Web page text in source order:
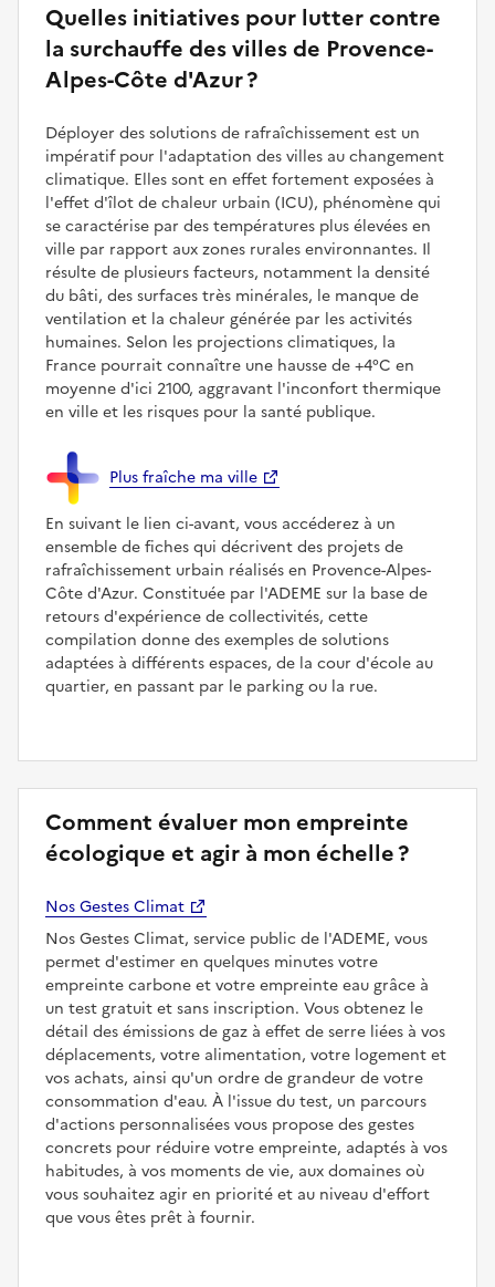
Quelles initiatives pour lutter contre
la surchauffe des villes de Provence-
Alpes-Côte d'Azur ?
Déployer des solutions de rafraîchissement est un
impératif pour l'adaptation des villes au changement
climatique. Elles sont en effet fortement exposées à
l'effet d'îlot de chaleur urbain (ICU), phénomène qui
se caractérise par des températures plus élevées en
ville par rapport aux zones rurales environnantes. Il
résulte de plusieurs facteurs, notamment la densité
du bâti, des surfaces très minérales, le manque de
ventilation et la chaleur générée par les activités
humaines. Selon les projections climatiques, la
France pourrait connaître une hausse de +4°C en
moyenne d'ici 2100, aggravant l'inconfort thermique
en ville et les risques pour la santé publique.
Plus fraîche ma ville
En suivant le lien ci-avant, vous accéderez à un
ensemble de fiches qui décrivent des projets de
rafraîchissement urbain réalisés en Provence-Alpes-
Côte d'Azur. Constituée par l'ADEME sur la base de
retours d'expérience de collectivités, cette
compilation donne des exemples de solutions
adaptées à différents espaces, de la cour d'école au
quartier, en passant par le parking ou la rue.
Comment évaluer mon empreinte
écologique et agir à mon échelle ?
Nos Gestes Climat
Nos Gestes Climat, service public de l'ADEME, vous
permet d'estimer en quelques minutes votre
empreinte carbone et votre empreinte eau grâce à
un test gratuit et sans inscription. Vous obtenez le
détail des émissions de gaz à effet de serre liées à vos
déplacements, votre alimentation, votre logement et
vos achats, ainsi qu'un ordre de grandeur de votre
consommation d'eau. À l'issue du test, un parcours
d'actions personnalisées vous propose des gestes
concrets pour réduire votre empreinte, adaptés à vos
habitudes, à vos moments de vie, aux domaines où
vous souhaitez agir en priorité et au niveau d'effort
que vous êtes prêt à fournir.